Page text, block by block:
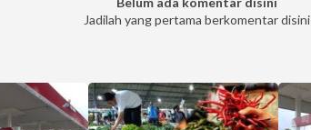
Jadilah yang pertama berkomentar disini